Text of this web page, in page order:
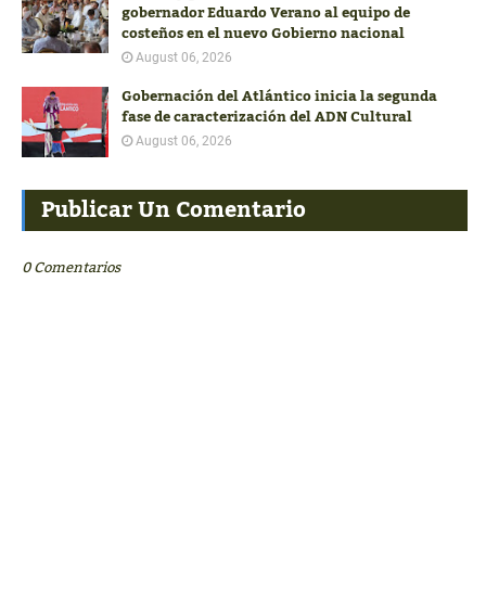
gobernador Eduardo Verano al equipo de
costeños en el nuevo Gobierno nacional
August 06, 2026
Gobernación del Atlántico inicia la segunda
fase de caracterización del ADN Cultural
August 06, 2026
Publicar Un Comentario
0 Comentarios